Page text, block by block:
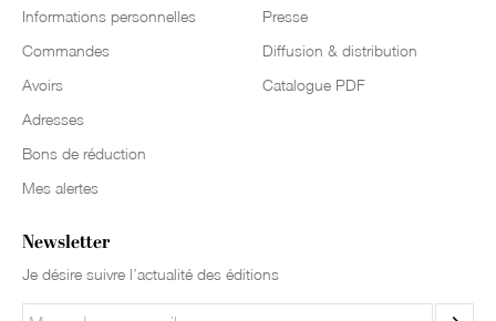
Informations personnelles
Commandes
Avoirs
Adresses
Bons de réduction
Mes alertes
Presse
Diffusion & distribution
Catalogue PDF
Newsletter
Je désire suivre l’actualité des éditions